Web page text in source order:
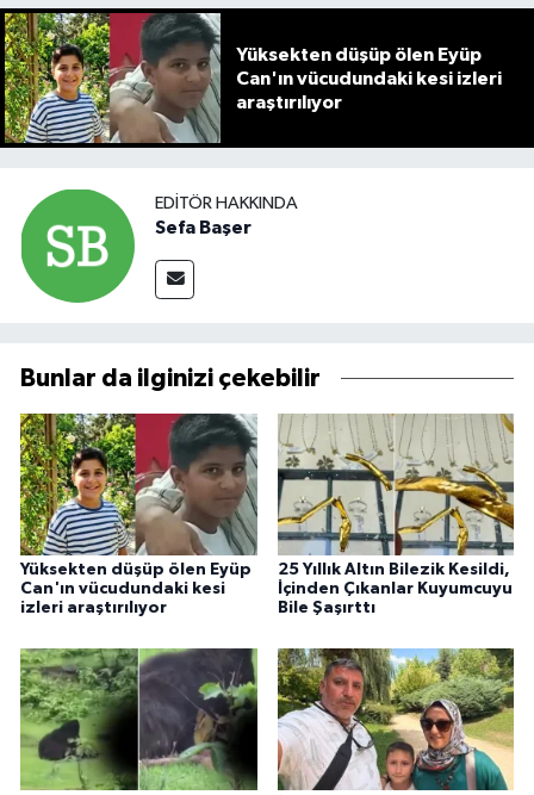
Yüksekten düşüp ölen Eyüp
Can'ın vücudundaki kesi izleri
araştırılıyor
EDITÖR HAKKINDA
Sefa Başer
Bunlar da ilginizi çekebilir
Yüksekten düşüp ölen Eyüp
Can'ın vücudundaki kesi
izleri araştırılıyor
25 Yıllık Altın Bilezik Kesildi,
İçinden Çıkanlar Kuyumcuyu
Bile Şaşırttı